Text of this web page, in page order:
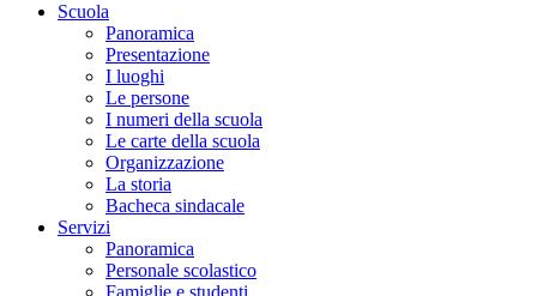
Scuola
Panoramica
Presentazione
I luoghi
Le persone
I numeri della scuola
Le carte della scuola
Organizzazione
La storia
Bacheca sindacale
Servizi
Panoramica
Personale scolastico
Famiglie e studenti